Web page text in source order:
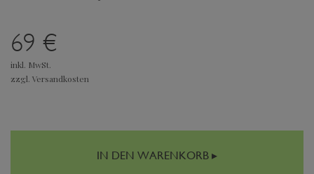
69 €
inkl. MwSt.
zzgl. Versandkosten
IN DEN WARENKORB ▸